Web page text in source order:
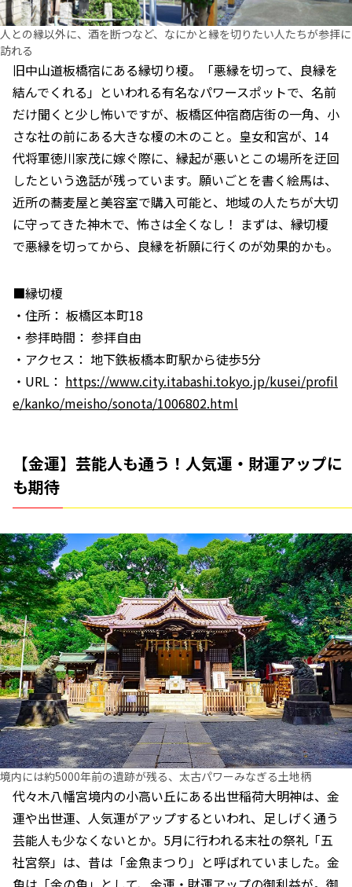
人との縁以外に、酒を断つなど、なにかと縁を切りたい人たちが参拝に
訪れる
旧中山道板橋宿にある縁切り榎。「悪縁を切って、良縁を
結んでくれる」といわれる有名なパワースポットで、名前
だけ聞くと少し怖いですが、板橋区仲宿商店街の一角、小
さな社の前にある大きな榎の木のこと。皇女和宮が、14
代将軍徳川家茂に嫁ぐ際に、縁起が悪いとこの場所を迂回
したという逸話が残っています。願いごとを書く絵馬は、
近所の蕎麦屋と美容室で購入可能と、地域の人たちが大切
に守ってきた神木で、怖さは全くなし！ まずは、縁切榎
で悪縁を切ってから、良縁を祈願に行くのが効果的かも。
■縁切榎
・住所： 板橋区本町18
・参拝時間： 参拝自由
・アクセス： 地下鉄板橋本町駅から徒歩5分
・URL： https://www.city.itabashi.tokyo.jp/kusei/profil
e/kanko/meisho/sonota/1006802.html
【金運】芸能人も通う！人気運・財運アップに
も期待
境内には約5000年前の遺跡が残る、太古パワーみなぎる土地柄
代々木八幡宮境内の小高い丘にある出世稲荷大明神は、金
運や出世運、人気運がアップするといわれ、足しげく通う
芸能人も少なくないとか。5月に行われる末社の祭礼「五
社宮祭」は、昔は「金魚まつり」と呼ばれていました。金